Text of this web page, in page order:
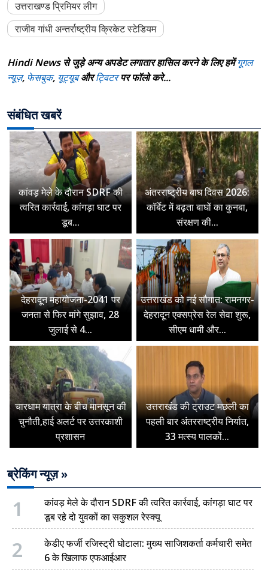
उत्तराखण्ड प्रिमियर लीग
राजीव गांधी अन्तर्राष्ट्रीय क्रिकेट स्टेडियम
Hindi News से जुड़े अन्य अपडेट लगातार हासिल करने के लिए हमेंगूगल
न्यूज़, फेसबुक, यूट्यूबऔरट्विटरपर फॉलो करे...
संबंधित खबरें
कांवड़ मेले के दौरान SDRF की
त्वरित कार्रवाई, कांगड़ा घाट पर
डूब...
अंतरराष्ट्रीय बाघ दिवस 2026:
कॉर्बेट में बढ़ता बाघों का कुनबा,
संरक्षण की...
देहरादून महायोजना-2041 पर
जनता से फिर मांगे सुझाव, 28
जुलाई से 4...
उत्तराखंड को नई सौगात: रामनगर-
देहरादून एक्सप्रेस रेल सेवा शुरू,
सीएम धामी और...
चारधाम यात्रा के बीच मानसून की
चुनौती,हाई अलर्ट पर उत्तरकाशी
प्रशासन
उत्तराखंड की ट्राउट मछली का
पहली बार अंतरराष्ट्रीय निर्यात,
33 मत्स्य पालकों...
ब्रेकिंग न्यूज़ »
1
कांवड़ मेले के दौरान SDRF की त्वरित कार्रवाई, कांगड़ा घाट पर
डूब रहे दो युवकों का सकुशल रेस्क्यू
2
केडीए फर्जी रजिस्ट्री घोटाला: मुख्य साजिशकर्ता कर्मचारी समेत
6 के खिलाफ एफआईआर